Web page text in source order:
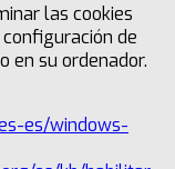
las cookies
de
en su ordenador.
es/windows-